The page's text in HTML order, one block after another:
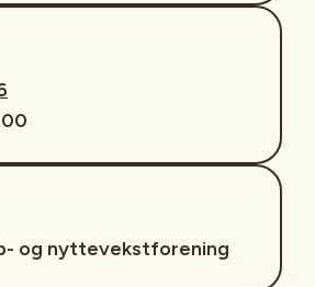
og nyttevekstforening